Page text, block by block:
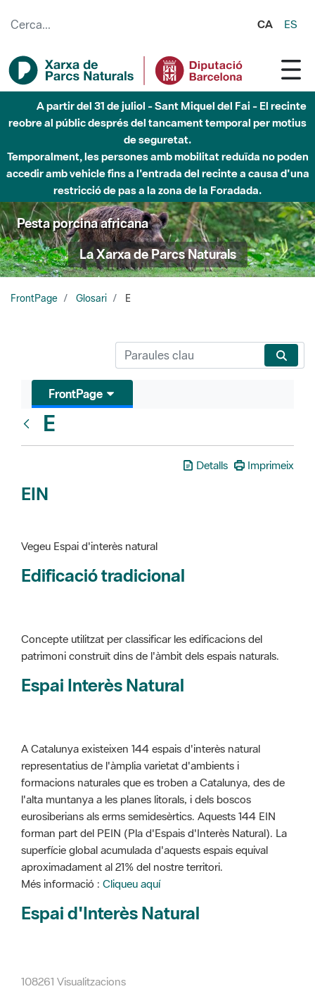
CA ES
A partir del 31 de juliol - Sant Miquel del Fai - El recinte
reobre al públic després del tancament temporal per motius
de seguretat.
Temporalment, les persones amb mobilitat reduïda no poden
accedir amb vehicle fins a l'entrada del recinte a causa d'una
restricció de pas a la zona de la Foradada.
Pesta porcina africana
La Xarxa de Parcs Naturals
FrontPage Glosari E
FrontPage
E
Detalls Imprimeix
EIN
Vegeu Espai d'interès natural
Edificació tradicional
Concepte utilitzat per classificar les edificacions del
patrimoni construït dins de l'àmbit dels espais naturals.
Espai Interès Natural
A Catalunya existeixen 144 espais d'interès natural
representatius de l'àmplia varietat d'ambients i
formacions naturales que es troben a Catalunya, des de
l'alta muntanya a les planes litorals, i dels boscos
eurosiberians als erms semidesèrtics. Aquests 144 EIN
forman part del PEIN (Pla d'Espais d'Interès Natural). La
superfície global acumulada d'aquests espais equival
aproximadament al 21% del nostre territori.
Més informació : Cliqueu aquí
Espai d'Interès Natural
108261 Visualitzacions